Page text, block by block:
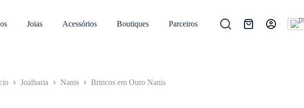
Joias Acessórios Boutiques Parceiros
Carrinho
Joalharia Nanis Brincos em Ouro Nanis